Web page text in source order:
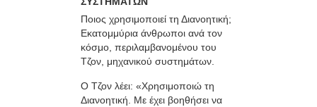
Ποιος χρησιμοποιεί τη Διανοητική;
Εκατομμύρια άνθρωποι ανά τον
κόσμο, περιλαμβανομένου του
Τζον, μηχανικού συστημάτων.
Ο Τζον λέει: «Χρησιμοποιώ τη
Διανοητική. Με έχει βοηθήσει να